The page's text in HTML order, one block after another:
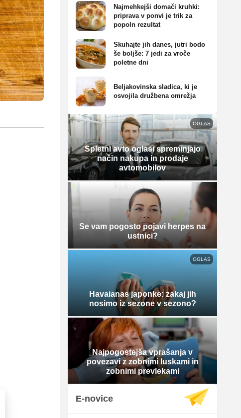
Najmehkejši domači kruhki:
priprava v ponvi je trik za
popoln rezultat
Skuhajte jih danes, jutri bodo
še boljše: 7 jedi za vroče
poletne dni
Beljakovinska sladica, ki je
osvojila družbena omrežja
OGLAS
Spletni avto oglasi spreminjajo
način nakupa in prodaje
avtomobilov
Se vam pogosto pojavi herpes na
ustnici?
OGLAS
Havaianas japonke: zakaj jih
nosimo iz sezone v sezono?
Najpogostejša vprašanja v
povezavi z zobnimi luskami in
zobnimi prevlekami
E-novice